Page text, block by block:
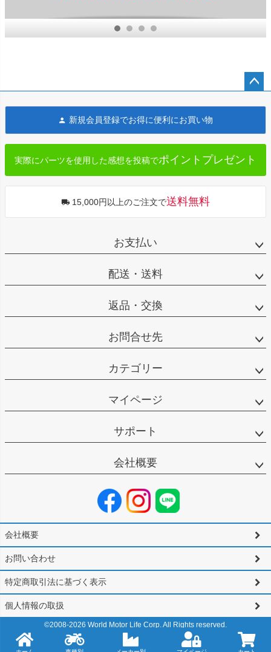
フテイル
ド) スピードラ
(クローム)
へ
新規会員登録でお得に便利にお買い物
実際にパーツを使用した感想を投稿でポイントプレゼント
15,000円以上のご注文で送料無料
お支払い
配送・送料
返品・交換
お問合せ先
カテゴリー
マイページ
サポート
会社概要
会社概要
お問い合わせ
特定商取引法に基づく表示
個人情報の取扱
©2008-2026 World Motor Life Corp. All Rights reserved.